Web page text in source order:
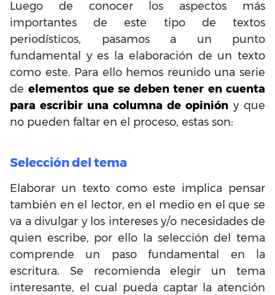
Luego de conocer los aspectos más
importantes de este tipo de textos
periodísticos, pasamos a un punto
fundamental y es la elaboración de un texto
como este. Para ello hemos reunido una serie
deelementos que se deben tener en cuenta
para escribir una columna de opinión y que
no pueden faltar en el proceso, estas son:
Selección del tema
Elaborar un texto como este implica pensar
también en el lector, en el medio en el que se
va a divulgar y los intereses y/o necesidades de
quien escribe, por ello la selección del tema
comprende un paso fundamental en la
escritura. Se recomienda elegir un tema
interesante, el cual pueda captar la atención